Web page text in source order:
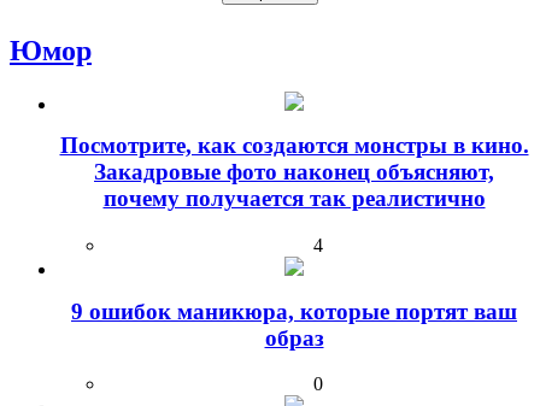
Юмор
Посмотрите, как создаются монстры в кино.
Закадровые фото наконец объясняют,
почему получается так реалистично
4
9 ошибок маникюра, которые портят ваш
образ
0